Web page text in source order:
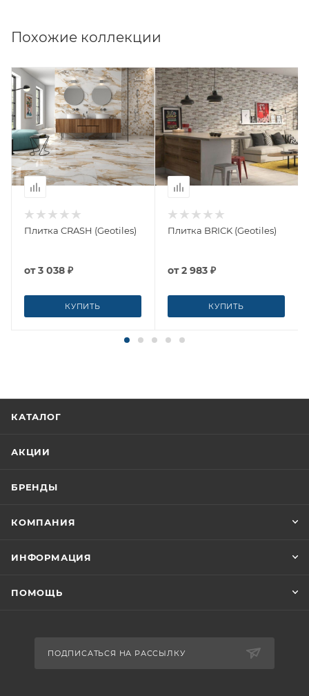
Похожие коллекции
Плитка CRASH (Geotiles)
от3 038 ₽
КУПИТЬ
Плитка BRICK (Geotiles)
от2 983 ₽
КУПИТЬ
КАТАЛОГ
АКЦИИ
БРЕНДЫ
КОМПАНИЯ
ИНФОРМАЦИЯ
ПОМОЩЬ
ПОДПИСАТЬСЯ НА РАССЫЛКУ